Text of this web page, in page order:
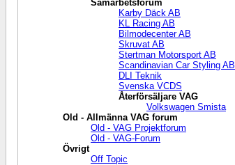
Samarbetsforum
Karby Däck AB
KL Racing AB
Bilmodecenter AB
Skruvat AB
Stertman Motorsport AB
Scandinavian Car Styling AB
DLI Teknik
Svenska VCDS
Återförsäljare VAG
Volkswagen Smista
Old - Allmänna VAG forum
Old - VAG Projektforum
Old - VAG-Forum
Övrigt
Off Topic